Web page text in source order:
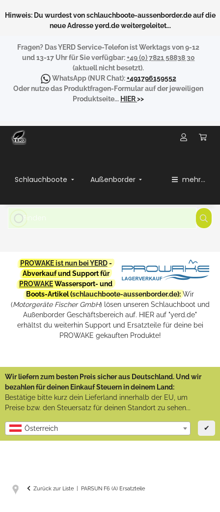
Hinweis: Du wurdest von schlauchboote-aussenborder.de auf die
neue Adresse yerd.de weitergeleitet...
Fragen? Das YERD Service-Telefon ist Werktags von 9-12
und 13-17 Uhr für Sie verfügbar:+49 (0) 7821 58838 30
(aktuell nicht besetzt).
WhatsApp(NUR Chat):+491796159552
Oder nutze das Produktfragen-Formular auf der jeweiligen
Produktseite... HIER>>
Schlauchboote Außenborder mehr...
PROWAKE ist nun bei YERD-
Abverkauf und Support für
PROWAKEWassersport- und
Boots-Artikel (schlauchboote-aussenborder.de): Wir
(Motorgeräte Fischer GmbH) lösen unseren Schlauchboot und
Außenborder Geschäftsbereich auf. HIER auf "yerd.de"
erhältst du weiterhin Support und Ersatzteile für deine bei
PROWAKE gekauften Produkte!
Wir liefern zum besten Preis sicher aus Deutschland. Und wir
bezahlen für deinen Einkauf Steuern in deinem Land:
Bestätige bitte kurz dein Lieferland innerhalb der EU, um
Preise bzw. den Steuersatz für deinen Standort zu sehen...
Österreich ✔
Zurück zur Liste PARSUN F6 (A) Ersatzteile